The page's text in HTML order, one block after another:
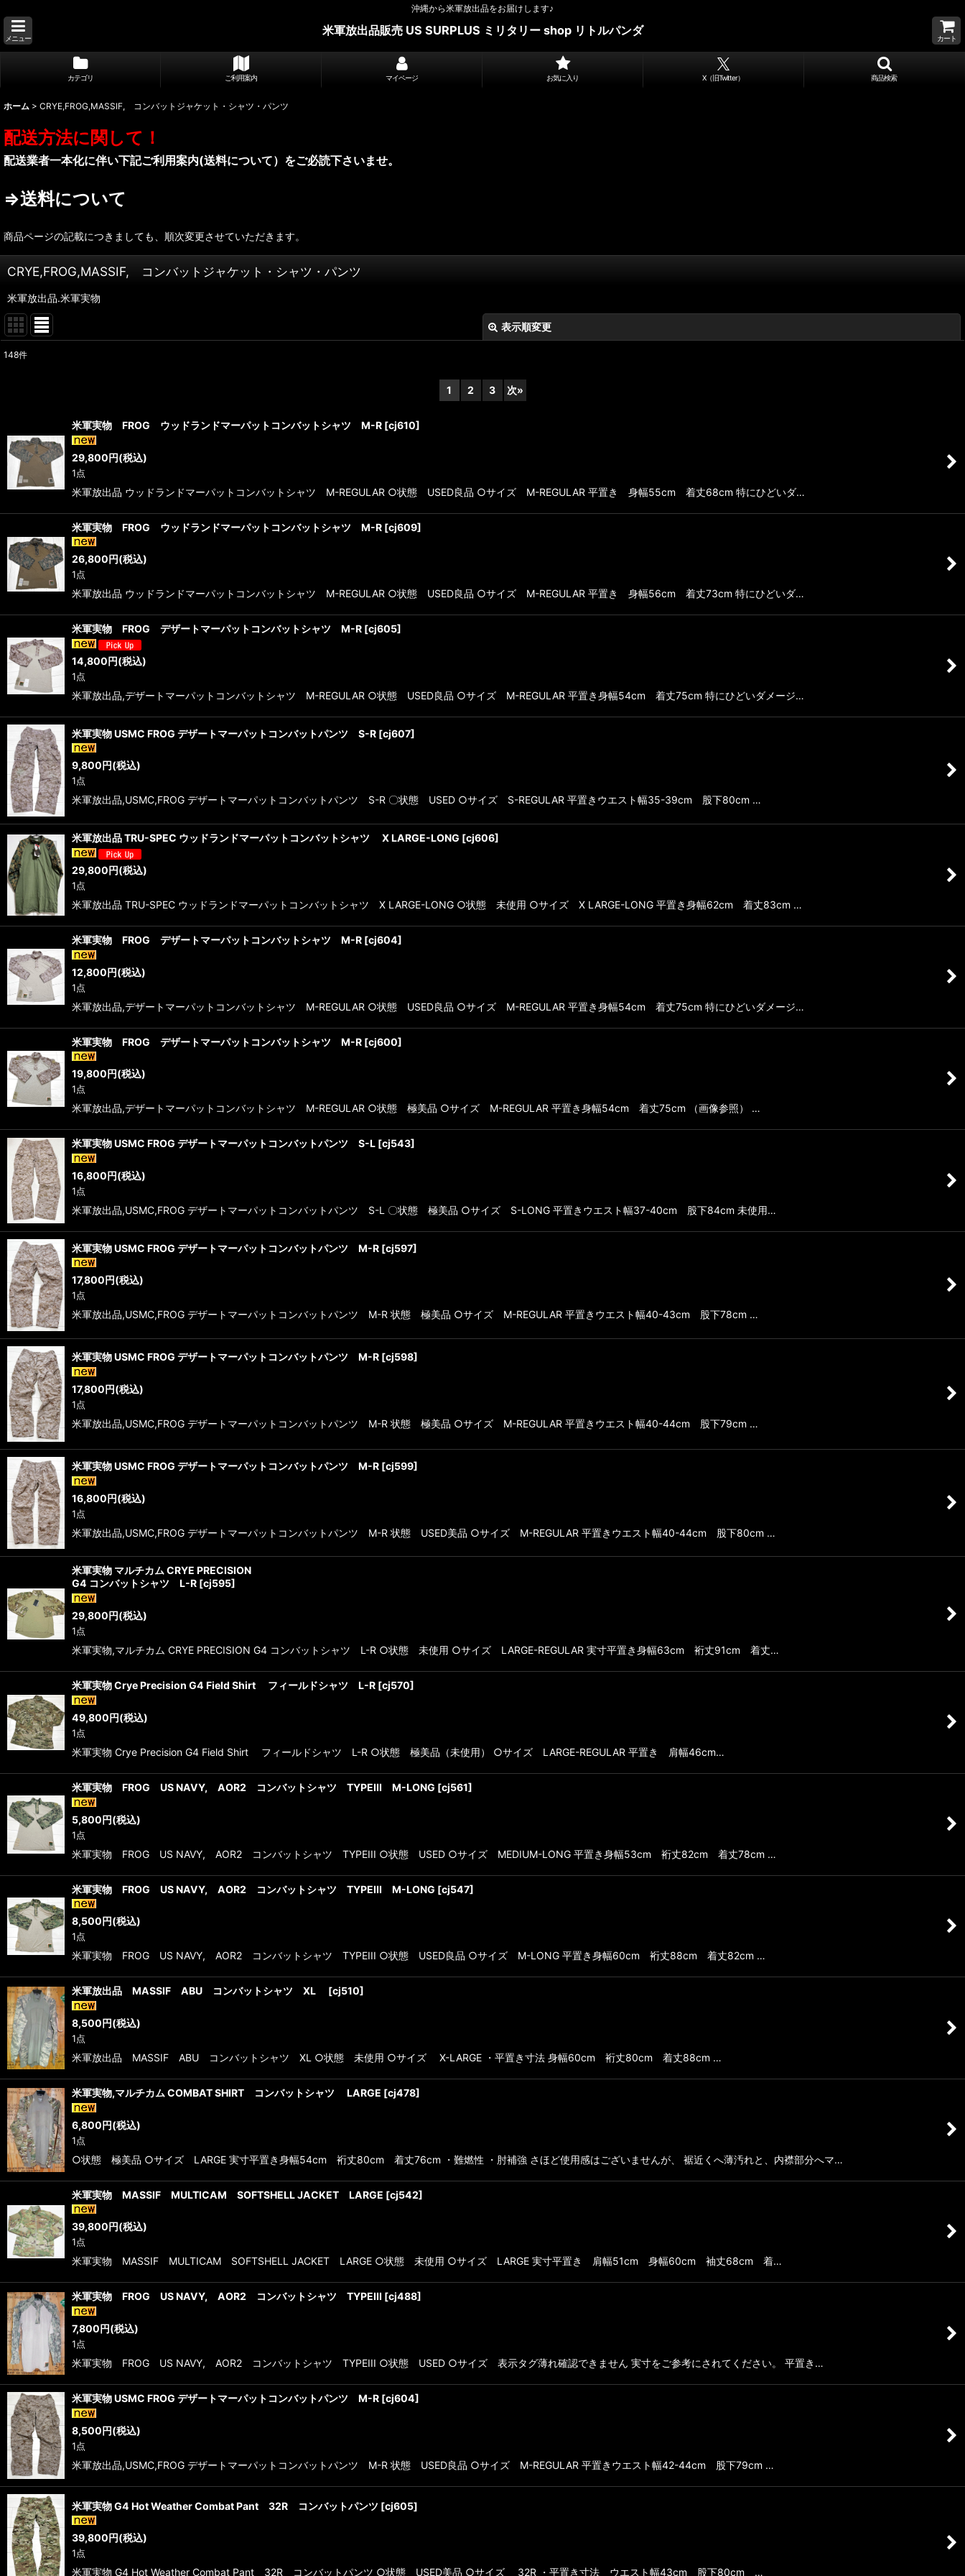
沖縄から米軍放出品をお届けします♪
メニュー
米軍放出品販売 US SURPLUS ミリタリー shop リトルパンダ
カート
カテゴリ ご利用案内 マイページ お気に入り X（旧Twitter） 商品検索
ホーム > CRYE,FROG,MASSIF, コンバットジャケット・シャツ・パンツ
配送方法に関して！
配送業者一本化に伴い下記ご利用案内(送料について）をご必読下さいませ。
⇒送料について
商品ページの記載につきましても、順次変更させていただきます。
CRYE,FROG,MASSIF, コンバットジャケット・シャツ・パンツ
米軍放出品.米軍実物
表示順変更
並び順:
148件
1 2 3 次»
米軍実物 FROG ウッドランドマーパットコンバットシャツ M-R [cj610]
29,800円(税込)
1点
米軍放出品 ウッドランドマーパットコンバットシャツ M-REGULAR ○状態 USED良品 ○サイズ M-REGULAR 平置き 身幅55cm 着丈68cm 特にひどいダ…
米軍実物 FROG ウッドランドマーパットコンバットシャツ M-R [cj609]
26,800円(税込)
1点
米軍放出品 ウッドランドマーパットコンバットシャツ M-REGULAR ○状態 USED良品 ○サイズ M-REGULAR 平置き 身幅56cm 着丈73cm 特にひどいダ…
米軍実物 FROG デザートマーパットコンバットシャツ M-R [cj605]
14,800円(税込)
1点
米軍放出品,デザートマーパットコンバットシャツ M-REGULAR ○状態 USED良品 ○サイズ M-REGULAR 平置き身幅54cm 着丈75cm 特にひどいダメージ…
米軍実物 USMC FROG デザートマーパットコンバットパンツ S-R [cj607]
9,800円(税込)
1点
米軍放出品,USMC,FROG デザートマーパットコンバットパンツ S-R 〇状態 USED ○サイズ S-REGULAR 平置きウエスト幅35-39cm 股下80cm …
米軍放出品 TRU-SPEC ウッドランドマーパットコンバットシャツ X LARGE-LONG [cj606]
29,800円(税込)
1点
米軍放出品 TRU-SPEC ウッドランドマーパットコンバットシャツ X LARGE-LONG ○状態 未使用 ○サイズ X LARGE-LONG 平置き身幅62cm 着丈83cm …
米軍実物 FROG デザートマーパットコンバットシャツ M-R [cj604]
12,800円(税込)
1点
米軍放出品,デザートマーパットコンバットシャツ M-REGULAR ○状態 USED良品 ○サイズ M-REGULAR 平置き身幅54cm 着丈75cm 特にひどいダメージ…
米軍実物 FROG デザートマーパットコンバットシャツ M-R [cj600]
19,800円(税込)
1点
米軍放出品,デザートマーパットコンバットシャツ M-REGULAR ○状態 極美品 ○サイズ M-REGULAR 平置き身幅54cm 着丈75cm （画像参照） …
米軍実物 USMC FROG デザートマーパットコンバットパンツ S-L [cj543]
16,800円(税込)
1点
米軍放出品,USMC,FROG デザートマーパットコンバットパンツ S-L 〇状態 極美品 ○サイズ S-LONG 平置きウエスト幅37-40cm 股下84cm 未使用…
米軍実物 USMC FROG デザートマーパットコンバットパンツ M-R [cj597]
17,800円(税込)
1点
米軍放出品,USMC,FROG デザートマーパットコンバットパンツ M-R 状態 極美品 ○サイズ M-REGULAR 平置きウエスト幅40-43cm 股下78cm …
米軍実物 USMC FROG デザートマーパットコンバットパンツ M-R [cj598]
17,800円(税込)
1点
米軍放出品,USMC,FROG デザートマーパットコンバットパンツ M-R 状態 極美品 ○サイズ M-REGULAR 平置きウエスト幅40-44cm 股下79cm …
米軍実物 USMC FROG デザートマーパットコンバットパンツ M-R [cj599]
16,800円(税込)
1点
米軍放出品,USMC,FROG デザートマーパットコンバットパンツ M-R 状態 USED美品 ○サイズ M-REGULAR 平置きウエスト幅40-44cm 股下80cm …
米軍実物 マルチカム CRYE PRECISION
G4 コンバットシャツ L-R [cj595]
29,800円(税込)
1点
米軍実物,マルチカム CRYE PRECISION G4 コンバットシャツ L-R ○状態 未使用 ○サイズ LARGE-REGULAR 実寸平置き身幅63cm 裄丈91cm 着丈…
米軍実物 Crye Precision G4 Field Shirt フィールドシャツ L-R [cj570]
49,800円(税込)
1点
米軍実物 Crye Precision G4 Field Shirt フィールドシャツ L-R ○状態 極美品（未使用） ○サイズ LARGE-REGULAR 平置き 肩幅46cm…
米軍実物 FROG US NAVY, AOR2 コンバットシャツ TYPEIII M-LONG [cj561]
5,800円(税込)
1点
米軍実物 FROG US NAVY, AOR2 コンバットシャツ TYPEIII ○状態 USED ○サイズ MEDIUM-LONG 平置き身幅53cm 裄丈82cm 着丈78cm …
米軍実物 FROG US NAVY, AOR2 コンバットシャツ TYPEIII M-LONG [cj547]
8,500円(税込)
1点
米軍実物 FROG US NAVY, AOR2 コンバットシャツ TYPEIII ○状態 USED良品 ○サイズ M-LONG 平置き身幅60cm 裄丈88cm 着丈82cm …
米軍放出品 MASSIF ABU コンバットシャツ XL [cj510]
8,500円(税込)
1点
米軍放出品 MASSIF ABU コンバットシャツ XL ○状態 未使用 ○サイズ X-LARGE ・平置き寸法 身幅60cm 裄丈80cm 着丈88cm …
米軍実物,マルチカム COMBAT SHIRT コンバットシャツ LARGE [cj478]
6,800円(税込)
1点
○状態 極美品 ○サイズ LARGE 実寸平置き身幅54cm 裄丈80cm 着丈76cm ・難燃性 ・肘補強 さほど使用感はございませんが、 裾近くへ薄汚れと、内襟部分へマ…
米軍実物 MASSIF MULTICAM SOFTSHELL JACKET LARGE [cj542]
39,800円(税込)
1点
米軍実物 MASSIF MULTICAM SOFTSHELL JACKET LARGE ○状態 未使用 ○サイズ LARGE 実寸平置き 肩幅51cm 身幅60cm 袖丈68cm 着…
米軍実物 FROG US NAVY, AOR2 コンバットシャツ TYPEIII [cj488]
7,800円(税込)
1点
米軍実物 FROG US NAVY, AOR2 コンバットシャツ TYPEIII ○状態 USED ○サイズ 表示タグ薄れ確認できません 実寸をご参考にされてください。 平置き…
米軍実物 USMC FROG デザートマーパットコンバットパンツ M-R [cj604]
8,500円(税込)
1点
米軍放出品,USMC,FROG デザートマーパットコンバットパンツ M-R 状態 USED良品 ○サイズ M-REGULAR 平置きウエスト幅42-44cm 股下79cm …
米軍実物 G4 Hot Weather Combat Pant 32R コンバットパンツ [cj605]
39,800円(税込)
1点
米軍実物 G4 Hot Weather Combat Pant 32R コンバットパンツ ○状態 USED美品 ○サイズ 32R ・平置き寸法 ウエスト幅43cm 股下80cm …